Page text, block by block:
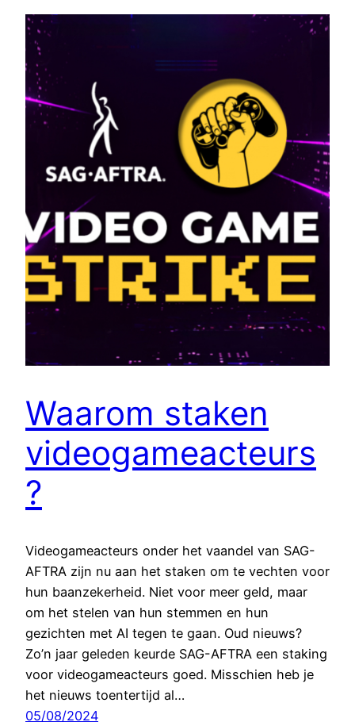
Waarom staken
videogameacteurs
?
Videogameacteurs onder het vaandel van SAG-
AFTRA zijn nu aan het staken om te vechten voor
hun baanzekerheid. Niet voor meer geld, maar
om het stelen van hun stemmen en hun
gezichten met AI tegen te gaan. Oud nieuws?
Zo’n jaar geleden keurde SAG-AFTRA een staking
voor videogameacteurs goed. Misschien heb je
het nieuws toentertijd al…
05/08/2024